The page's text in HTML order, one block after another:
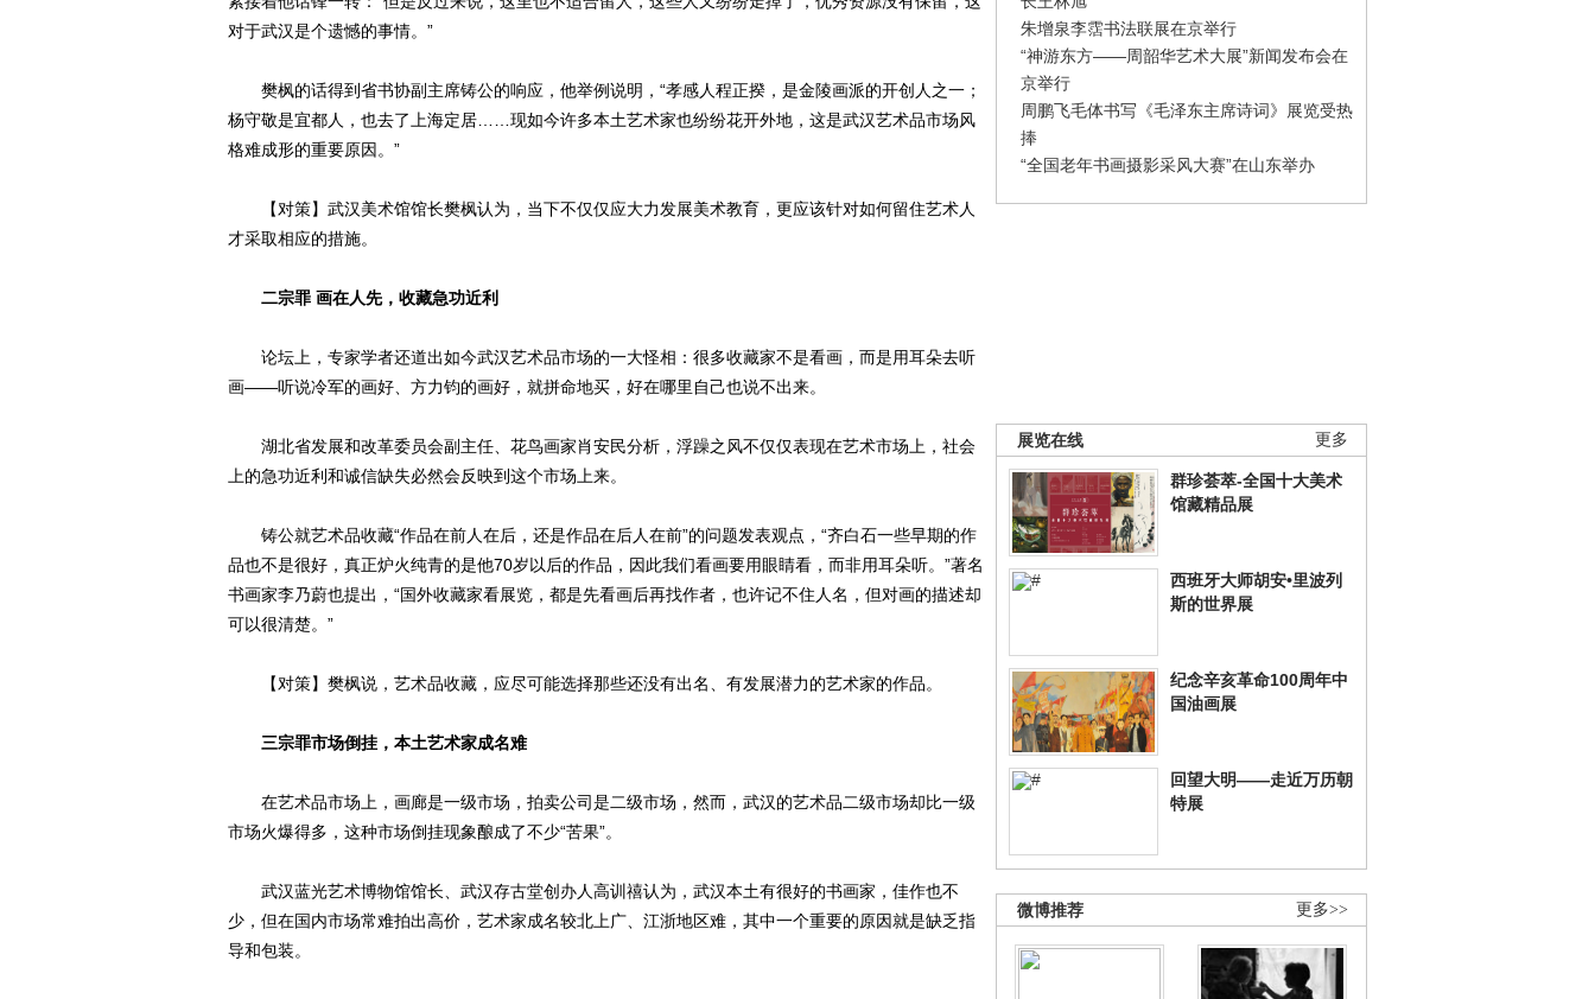
朱增泉李霑书法联展在京举行
“神游东方——周韶华艺术大展”新闻发布会在
京举行
周鹏飞毛体书写《毛泽东主席诗词》展览受热
捧
“全国老年书画摄影采风大赛”在山东举办
更多
展览在线
群珍荟萃-全国十大美术
馆藏精品展
西班牙大师胡安•里波列
斯的世界展
纪念辛亥革命100周年中
国油画展
回望大明——走近万历朝
特展
更多>>
微博推荐
对于武汉是个遗憾的事情。”
樊枫的话得到省书协副主席铸公的响应，他举例说明，“孝感人程正揆，是金陵画派的开创人之一；
杨守敬是宜都人，也去了上海定居……现如今许多本土艺术家也纷纷花开外地，这是武汉艺术品市场风
格难成形的重要原因。”
【对策】武汉美术馆馆长樊枫认为，当下不仅仅应大力发展美术教育，更应该针对如何留住艺术人
才采取相应的措施。
二宗罪 画在人先，收藏急功近利
论坛上，专家学者还道出如今武汉艺术品市场的一大怪相：很多收藏家不是看画，而是用耳朵去听
画——听说冷军的画好、方力钧的画好，就拼命地买，好在哪里自己也说不出来。
湖北省发展和改革委员会副主任、花鸟画家肖安民分析，浮躁之风不仅仅表现在艺术市场上，社会
上的急功近利和诚信缺失必然会反映到这个市场上来。
铸公就艺术品收藏“作品在前人在后，还是作品在后人在前”的问题发表观点，“齐白石一些早期的作
品也不是很好，真正炉火纯青的是他70岁以后的作品，因此我们看画要用眼睛看，而非用耳朵听。”著名
书画家李乃蔚也提出，“国外收藏家看展览，都是先看画后再找作者，也许记不住人名，但对画的描述却
可以很清楚。”
【对策】樊枫说，艺术品收藏，应尽可能选择那些还没有出名、有发展潜力的艺术家的作品。
三宗罪市场倒挂，本土艺术家成名难
在艺术品市场上，画廊是一级市场，拍卖公司是二级市场，然而，武汉的艺术品二级市场却比一级
市场火爆得多，这种市场倒挂现象酿成了不少“苦果”。
武汉蓝光艺术博物馆馆长、武汉存古堂创办人高训禧认为，武汉本土有很好的书画家，佳作也不
少，但在国内市场常难拍出高价，艺术家成名较北上广、江浙地区难，其中一个重要的原因就是缺乏指
导和包装。